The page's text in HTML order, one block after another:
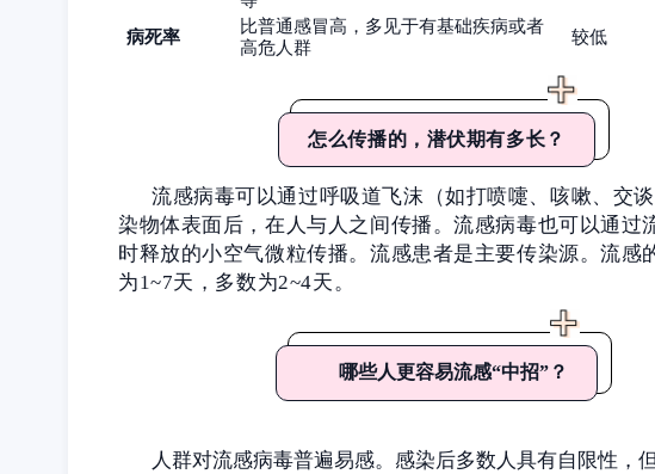
病死率
比普通感冒高，多见于有基础疾病或者
高危人群
较低
怎么传播的，潜伏期有多长？
流感病毒可以通过呼吸道飞沫（如打喷嚏、咳嗽、交
染物体表面后，在人与人之间传播。流感病毒也可以通过
时释放的小空气微粒传播。流感患者是主要传染源。流感
为1~7天，多数为2~4天。
哪些人更容易流感“中招”？
人群对流感病毒普遍易感。感染后多数人具有自限性，